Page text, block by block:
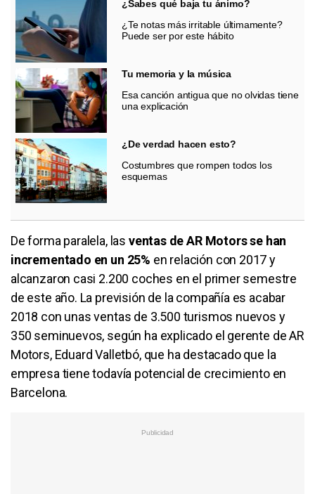
¿Sabes qué baja tu ánimo?
¿Te notas más irritable últimamente?
Puede ser por este hábito
Tu memoria y la música
Esa canción antigua que no olvidas tiene
una explicación
¿De verdad hacen esto?
Costumbres que rompen todos los
esquemas
De forma paralela, las ventas de AR Motors se han
incrementado en un 25% en relación con 2017 y
alcanzaron casi 2.200 coches en el primer semestre
de este año. La previsión de la compañía es acabar
2018 con unas ventas de 3.500 turismos nuevos y
350 seminuevos, según ha explicado el gerente de AR
Motors, Eduard Valletbó, que ha destacado que la
empresa tiene todavía potencial de crecimiento en
Barcelona.